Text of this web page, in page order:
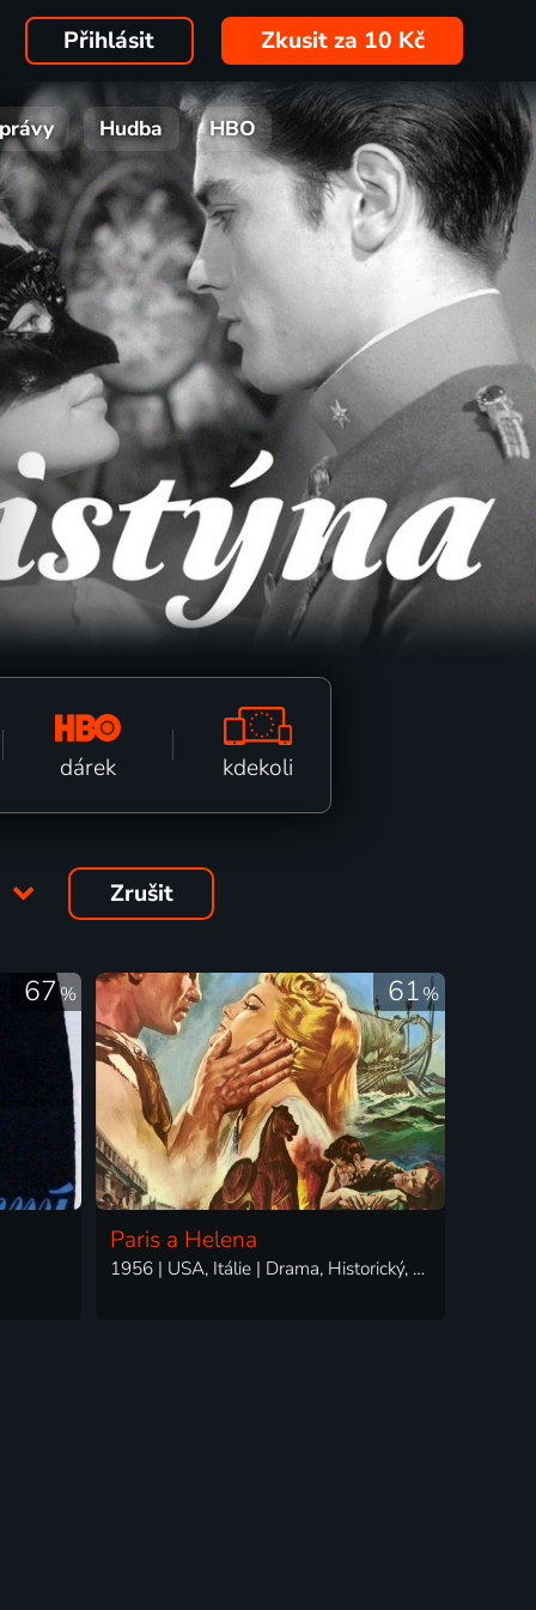
Přihlásit Zkusit za 10 Kč
Hudba HBO
dárek kdekoli
Zrušit
67% 61%
Paris a Helena
1956 | USA, Itálie | Drama, Historický, Romantický, Válečný